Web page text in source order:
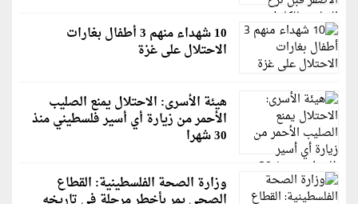
10 شهداء منهم 3 أطفال بغارات
الاحتلال على غزة
هيئة الأسرى: الاحتلال يمنع الصليب
الأحمر من زيارة أي أسير فلسطيني منذ
30 شهرا
وزارة الصحة الفلسطينية: القطاع